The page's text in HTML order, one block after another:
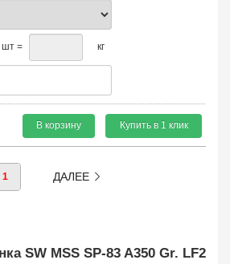
шт = кг
В корзину Купить в 1 клик
1 ДАЛЕЕ
SW MSS SP-83 A350 Gr. LF2